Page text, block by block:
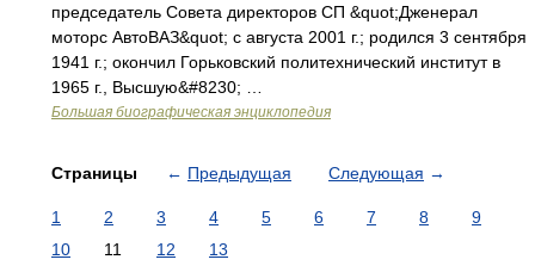
председатель Совета директоров СП &quot;Дженерал
моторс АвтоВАЗ&quot; с августа 2001 г.; родился 3 сентября
1941 г.; окончил Горьковский политехнический институт в
1965 г., Высшую&#8230; …
Большая биографическая энциклопедия
Страницы ← Предыдущая Следующая →
1 2 3 4 5 6 7 8
9
10
11 12 13